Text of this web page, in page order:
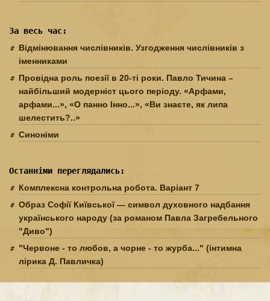
За весь час:
Відмінювання числівників. Узгодження числівників з
іменниками
Провідна роль поезії в 20-ті роки. Павло Тичина –
найбільший модерніст цього періоду. «Арфами,
арфами...», «О панно Інно...», «Ви знаєте, як липа
шелестить?..»
Синоніми
Останніми переглядались:
Комплексна контрольна робота. Варіант 7
Образ Софії Київської — символ духовного надбання
українського народу (за романом Павла Загребельного
"Диво")
"Червоне - то любов, а чорне - то журба..." (інтимна
лірика Д. Павличка)